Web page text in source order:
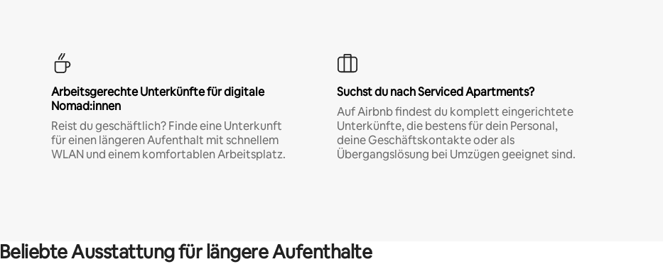
Arbeitsgerechte Unterkünfte für digitale
Nomad:innen
Reist du geschäftlich? Finde eine Unterkunft
für einen längeren Aufenthalt mit schnellem
WLAN und einem komfortablen Arbeitsplatz.
Suchst du nach Serviced Apartments?
Auf Airbnb findest du komplett eingerichtete
Unterkünfte, die bestens für dein Personal,
deine Geschäftskontakte oder als
Übergangslösung bei Umzügen geeignet sind.
Beliebte Ausstattung für längere Aufenthalte